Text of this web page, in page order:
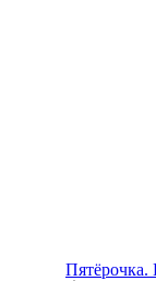
Пятёрочка.